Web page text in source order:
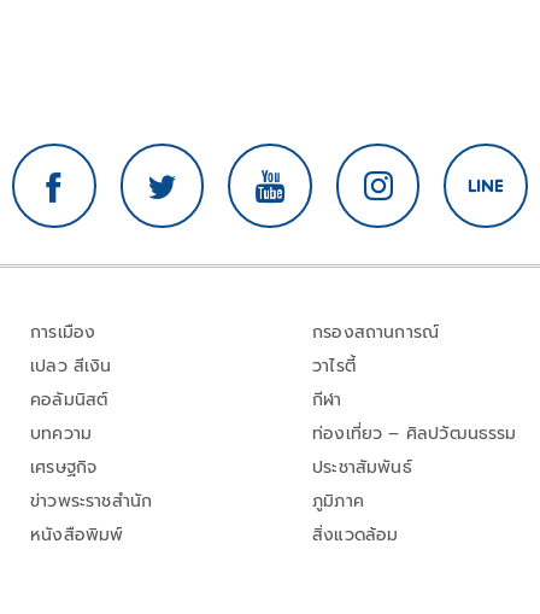
การเมือง
เปลว สีเงิน
คอลัมนิสต์
บทความ
เศรษฐกิจ
ข่าวพระราชสำนัก
หนังสือพิมพ์
กรองสถานการณ์
วาไรตี้
กีฬา
ท่องเที่ยว – ศิลปวัฒนธรรม
ประชาสัมพันธ์
ภูมิภาค
สิ่งแวดล้อม